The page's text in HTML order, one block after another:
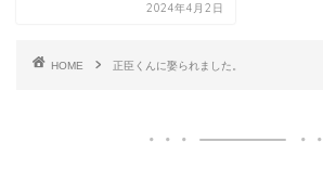
2024年4月2日
HOME 正臣くんに娶られました。